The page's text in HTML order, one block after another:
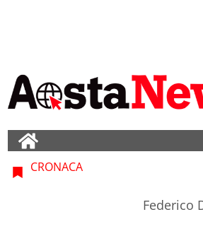
CRONACA
Federico